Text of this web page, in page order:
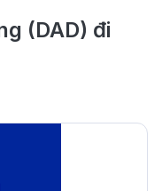
(DAD) đi